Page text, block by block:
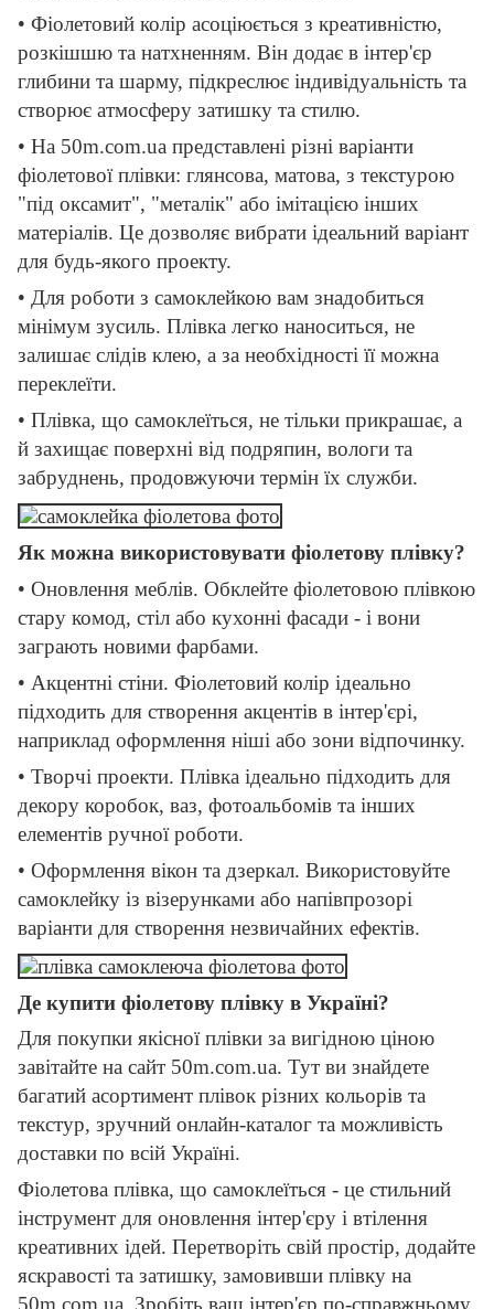
• Фіолетовий колір асоціюється з креативністю,
розкішшю та натхненням. Він додає в інтер'єр
глибини та шарму, підкреслює індивідуальність та
створює атмосферу затишку та стилю.
• На 50m.com.ua представлені різні варіанти
фіолетової плівки: глянсова, матова, з текстурою
"під оксамит", "металік" або імітацією інших
матеріалів. Це дозволяє вибрати ідеальний варіант
для будь-якого проекту.
• Для роботи з самоклейкою вам знадобиться
мінімум зусиль. Плівка легко наноситься, не
залишає слідів клею, а за необхідності її можна
переклеїти.
• Плівка, що самоклеїться, не тільки прикрашає, а
й захищає поверхні від подряпин, вологи та
забруднень, продовжуючи термін їх служби.
Як можна використовувати фіолетову плівку?
• Оновлення меблів. Обклейте фіолетовою плівкою
стару комод, стіл або кухонні фасади - і вони
заграють новими фарбами.
• Акцентні стіни. Фіолетовий колір ідеально
підходить для створення акцентів в інтер'єрі,
наприклад оформлення ніші або зони відпочинку.
• Творчі проекти. Плівка ідеально підходить для
декору коробок, ваз, фотоальбомів та інших
елементів ручної роботи.
• Оформлення вікон та дзеркал. Використовуйте
самоклейку із візерунками або напівпрозорі
варіанти для створення незвичайних ефектів.
Де купити фіолетову плівку в Україні?
Для покупки якісної плівки за вигідною ціною
завітайте на сайт 50m.com.ua. Тут ви знайдете
багатий асортимент плівок різних кольорів та
текстур, зручний онлайн-каталог та можливість
доставки по всій Україні.
Фіолетова плівка, що самоклеїться - це стильний
інструмент для оновлення інтер'єру і втілення
креативних ідей. Перетворіть свій простір, додайте
яскравості та затишку, замовивши плівку на